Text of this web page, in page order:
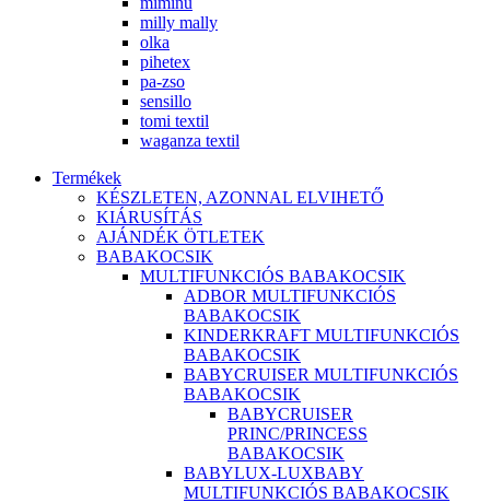
milly mally
olka
pihetex
pa-zso
sensillo
tomi textil
waganza textil
Termékek
KÉSZLETEN, AZONNAL ELVIHETŐ
KIÁRUSÍTÁS
AJÁNDÉK ÖTLETEK
BABAKOCSIK
MULTIFUNKCIÓS BABAKOCSIK
ADBOR MULTIFUNKCIÓS
BABAKOCSIK
KINDERKRAFT MULTIFUNKCIÓS
BABAKOCSIK
BABYCRUISER MULTIFUNKCIÓS
BABAKOCSIK
BABYCRUISER
PRINC/PRINCESS
BABAKOCSIK
BABYLUX-LUXBABY
MULTIFUNKCIÓS BABAKOCSIK